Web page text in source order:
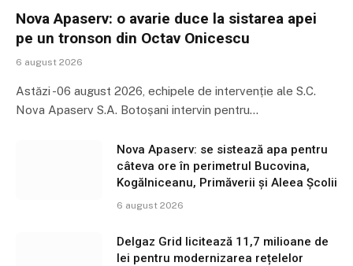
Nova Apaserv: o avarie duce la sistarea apei
pe un tronson din Octav Onicescu
6 august 2026
Astăzi -06 august 2026, echipele de intervenție ale S.C.
Nova Apaserv S.A. Botoșani intervin pentru…
Nova Apaserv: se sistează apa pentru
câteva ore în perimetrul Bucovina,
Kogălniceanu, Primăverii și Aleea Școlii
6 august 2026
Delgaz Grid licitează 11,7 milioane de
lei pentru modernizarea rețelelor